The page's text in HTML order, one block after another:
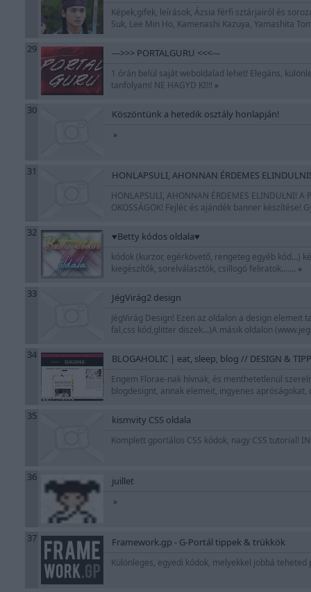
Képek,gifek, leírások, Ázsia férfi sztárjairól és
Suk, Lee Min Ho, Kamenashi Kazuya, Yamashita
29 --->>> PORTALGURU <<<---
1 órán belül saját weboldalad lehet! Elegáns,
tanfolyam! NE HAGYD KI!!! »
30 Köszöntünk a hetedik osztály honlapján!
»
31 HONLAPSULI, AHONNAN ÉRDEMES ELINDULNI!
HONLAPSULI, AHONNAN ÉRDEMES ELINDULNI! A
OKOSSÁGOK! Fejléc és ajándék banner
32 ♥Betty kódos oldala♥
kódok (kurzor, egérkövető, rengeteg egyéb kód...)
kiegészítők, sorelválasztók, csillogó feliratok....... »
33 JégVirág2 design
JégVirág Design! Ezen az oldalon a design
fal,css kód,glitter diszek...)A másik oldalon
34 BLOGAHOLIC | eat, sleep, blog // DESIGN &
Engem Florae-nak hívnak, és menthetetlenül
blogdesignt, annak elemeit, ingyenes
35 kismvity CSS oldala
Komplett gportálos CSS kódok, nagy CSS tutorial!
36 juillet
»
37 Framework.gp - G-Portál tippek & trükkök
Különleges, egyedi kódok, melyekkel jobbá